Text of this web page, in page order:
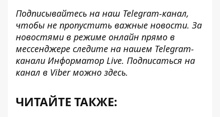
Подписывайтесь на наш Telegram-канал,
чтобы не пропустить важные новости. За
новостями в режиме онлайн прямо в
мессенджере следите на нашем Telegram-
канали Информатор Live. Подписаться на
канал в Viber можно здесь.
ЧИТАЙТЕ ТАКЖЕ: